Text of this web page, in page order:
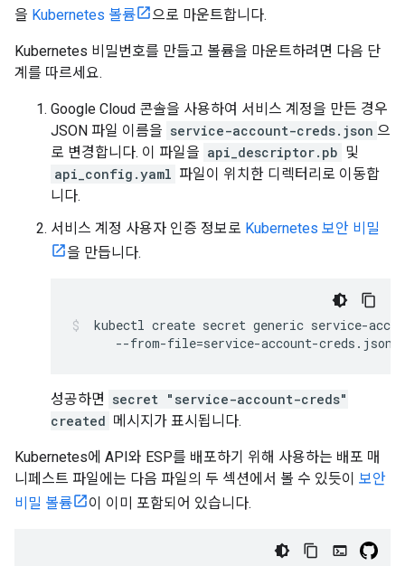
을 Kubernetes 볼륨 으로 마운트합니다.
Kubernetes 비밀번호를 만들고 볼륨을 마운트하려면 다음 단
계를 따르세요.
Google Cloud 콘솔을 사용하여 서비스 계정을 만든 경우
JSON 파일 이름을 service-account-creds.json 으
로 변경합니다. 이 파일을 api_descriptor.pb 및
api_config.yaml 파일이 위치한 디렉터리로 이동합
니다.
서비스 계정 사용자 인증 정보로 Kubernetes 보안 비밀
을 만듭니다.
kubectl create secret generic service-
      --from-file=service-account-creds.json
성공하면 secret "service-account-creds"
created 메시지가 표시됩니다.
Kubernetes에 API와 ESP를 배포하기 위해 사용하는 배포 매
니페스트 파일에는 다음 파일의 두 섹션에서 볼 수 있듯이 보안
비밀 볼륨
이 이미 포함되어 있습니다.